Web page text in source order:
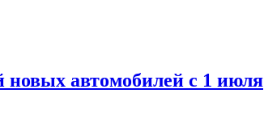
новых автомобилей с 1 июля